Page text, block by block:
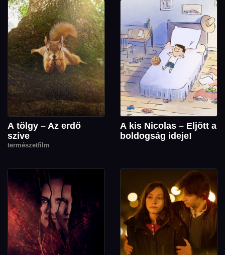
A tölgy – Az erdő
szíve
természetfilm
A kis Nicolas – Eljött a
boldogság ideje!